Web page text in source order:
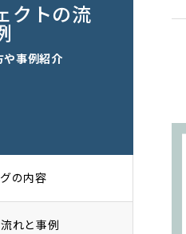
クトの流
事例紹介
の内容
れと事例